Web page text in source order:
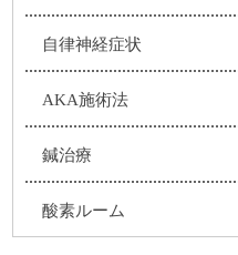
自律神経症状
AKA施術法
鍼治療
酸素ルーム